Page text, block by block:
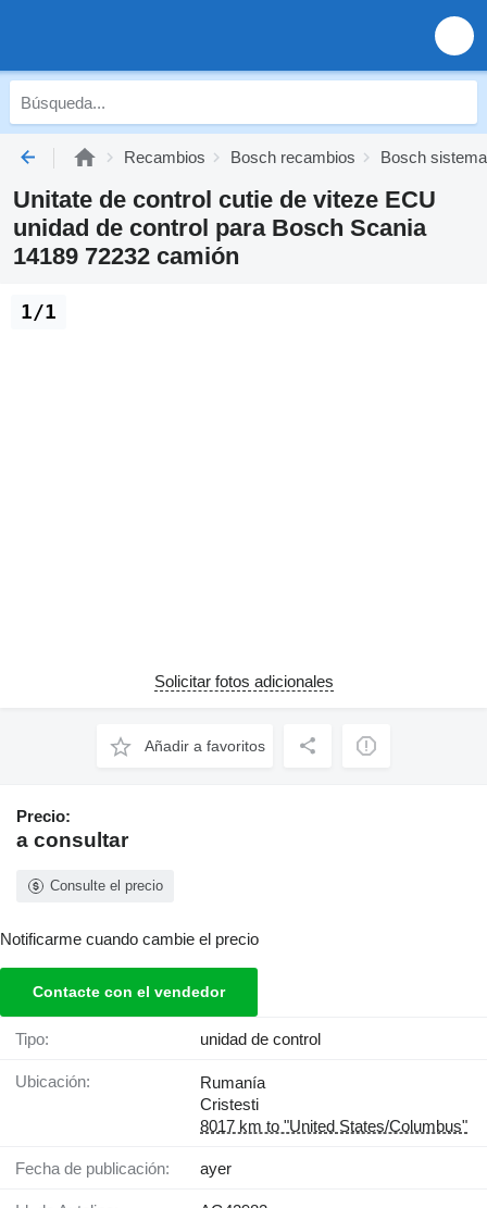
Recambios Bosch recambios Bosch
Unitate de control cutie de viteze ECU
unidad de control para Bosch Scania
14189 72232 camión
1/1
Solicitar fotos adicionales
Añadir a favoritos
Precio:
a consultar
Consulte el precio
Notificarme cuando cambie el precio
Contacte con el vendedor
Tipo: unidad de control
Ubicación:
Rumanía
Cristesti
8017 km to "United States/Columbus"
Fecha de publicación: ayer